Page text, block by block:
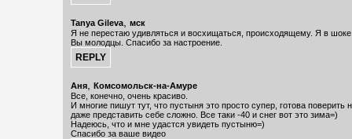
Tanya Gileva, мск
Я не перестаю удивляться и восхищаться, происходящему. Я в
Вы молодцы. Спасибо за настроение.
Аня, Комсомольск-на-Амуре
Все, конечно, очень красиво.
И многие пишут тут, что пустыня это просто супер, готова поверить
даже представить себе сложно. Все таки -40 и снег вот это зима=)
Надеюсь, что и мне удастся увидеть пустыню=)
Спасибо за ваше видео